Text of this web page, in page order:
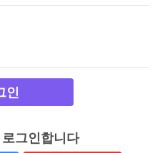
인
그인합니다